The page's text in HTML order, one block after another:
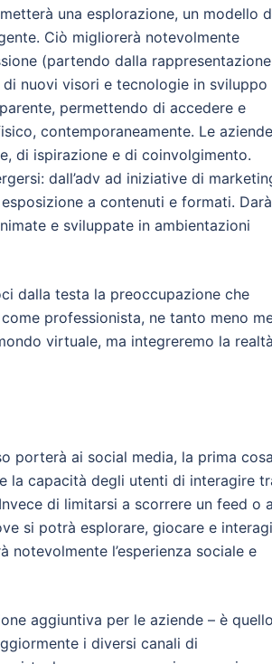
una esplorazione, un modello
Ciò migliorerà notevolmente
(partendo dalla
nuovi visori e tecnologie in sviluppo
permettendo di accedere e
contemporaneamente. Le aziende
di ispirazione e di coinvolgimento.
dall’adv ad iniziative di
a contenuti e formati. Darà
e sviluppate in ambientazioni
dalla testa la preoccupazione che
professionista, ne tanto meno
virtuale, ma integreremo la realtà
porterà ai social media, la prima cosa
la capacità degli utenti di interagire
di limitarsi a scorrere un feed o a
si potrà esplorare, giocare e
notevolmente l’esperienza sociale e
aggiuntiva per le aziende – è
i diversi canali di